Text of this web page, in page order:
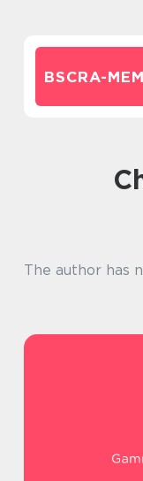
BSCRA-
The author has